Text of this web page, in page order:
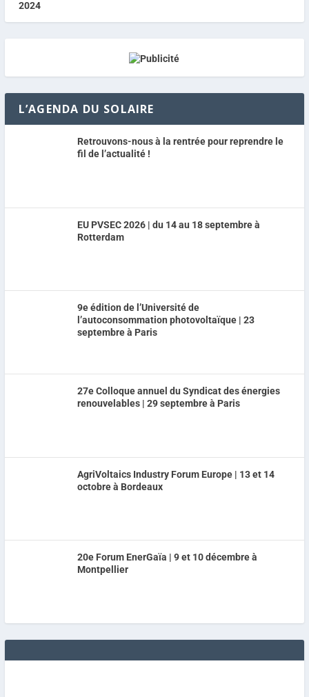
L’AGENDA DU SOLAIRE
Retrouvons-nous à la rentrée pour reprendre le
fil de l’actualité !
EU PVSEC 2026 | du 14 au 18 septembre à
Rotterdam
9e édition de l’Université de
l’autoconsommation photovoltaïque | 23
septembre à Paris
27e Colloque annuel du Syndicat des énergies
renouvelables | 29 septembre à Paris
AgriVoltaics Industry Forum Europe | 13 et 14
octobre à Bordeaux
20e Forum EnerGaïa | 9 et 10 décembre à
Montpellier